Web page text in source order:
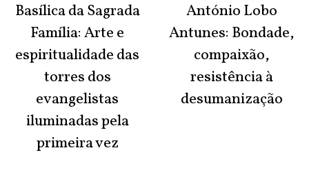
Basílica da Sagrada
Família: Arte e
espiritualidade das
torres dos
evangelistas
iluminadas pela
primeira vez
António Lobo
Antunes: Bondade,
compaixão,
resistência à
desumanização